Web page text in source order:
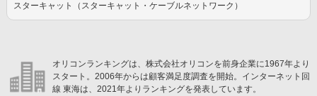
スターキャット（スターキャット・ケーブルネットワーク）
オリコンランキングは、株式会社オリコンを前身企業に1967年より
スタート。2006年からは顧客満足度調査を開始。インターネット回
線 東海は、2021年よりランキングを発表しています。